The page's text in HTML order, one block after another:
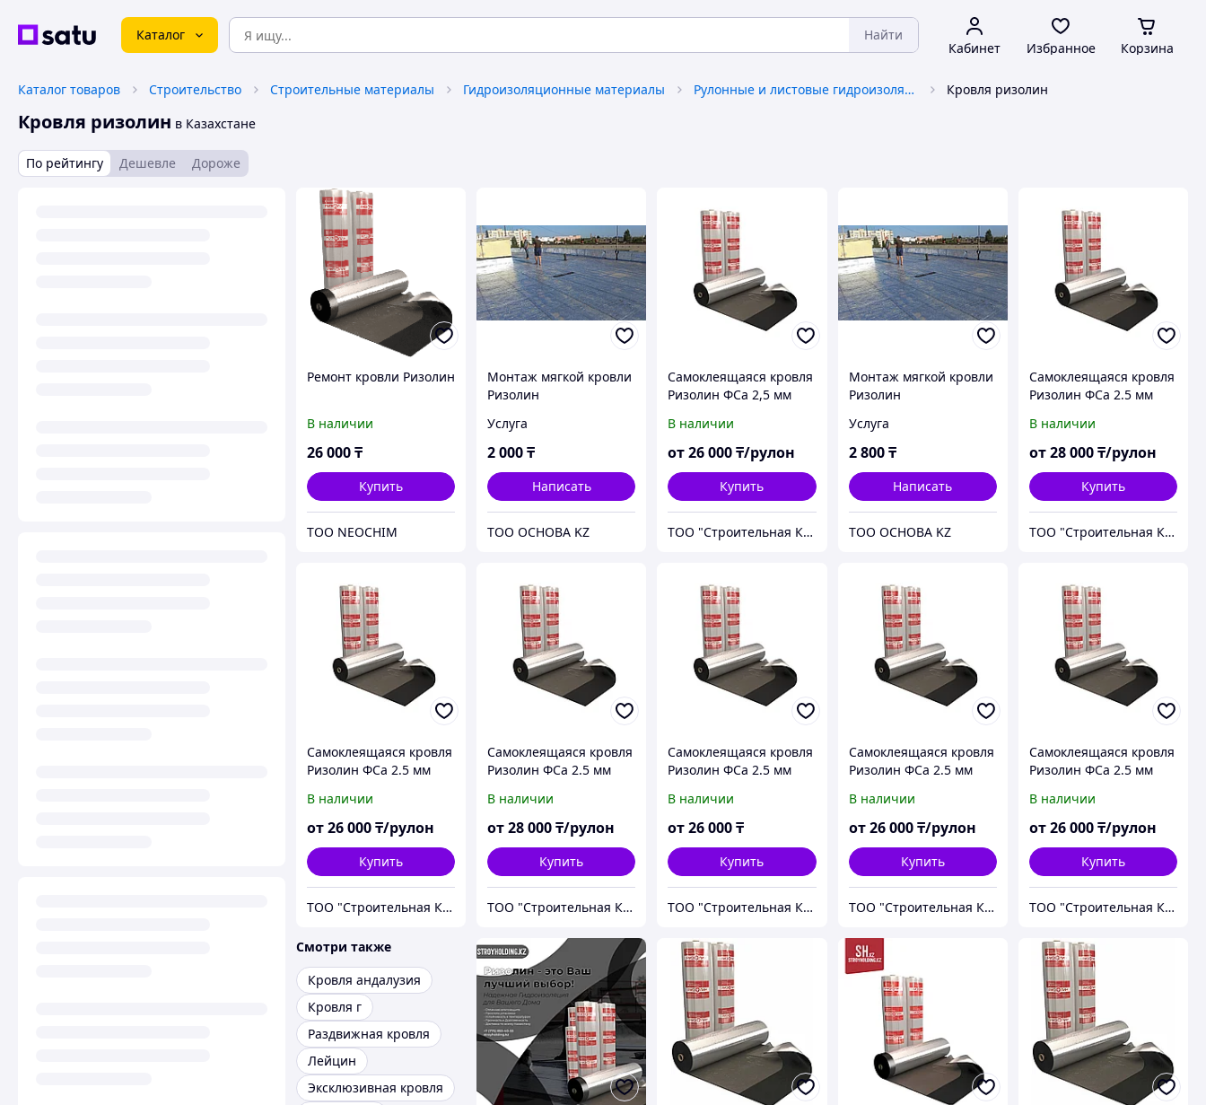
Каталог Найти
Кабинет Избранное Корзина
Каталог товаров Строительство Строительные материалы Гидроизоляционные материалы Рулонные и листовые гидроизоляционные материалы Кровля ризолин
Кровля ризолин в Казахстане
По рейтингу Дешевле Дороже
Ремонт кровли Ризолин
В наличии
26 000₸
Купить
ТОО NEOCHIM
Монтаж мягкой кровли
Ризолин
Услуга
2 000₸
Написать
ТОО ОСНОВА KZ
Самоклеящаяся кровля
Ризолин ФСа 2,5 мм
В наличии
от26 000₸/рулон
Купить
ТОО "Строительная Компания Твой Дом"
Монтаж мягкой кровли
Ризолин
Услуга
2 800 ₸
Написать
ТОО ОСНОВА KZ
Самоклеящаяся кровля
Ризолин ФСа 2.5 мм
В наличии
от28 000₸/рулон
Купить
ТОО "Строительная Компания Твой Дом"
Самоклеящаяся кровля
Ризолин ФСа 2.5 мм
В наличии
от26 000₸/рулон
Купить
ТОО "Строительная Компания Твой Дом"
Самоклеящаяся кровля
Ризолин ФСа 2.5 мм
В наличии
от28 000₸/рулон
Купить
ТОО "Строительная Компания Твой Дом"
Самоклеящаяся кровля
Ризолин ФСа 2.5 мм
В наличии
от26 000₸
Купить
ТОО "Строительная Компания Твой Дом"
Самоклеящаяся кровля
Ризолин ФСа 2.5 мм
В наличии
от 26 000 ₸/рулон
Купить
ТОО "Строительная Компания Твой Дом"
Самоклеящаяся кровля
Ризолин ФСа 2.5 мм
В наличии
от26 000₸/рулон
Купить
ТОО "Строительная Компания Твой Дом"
Смотри также
Кровля андалузия
Кровля г
Раздвижная кровля
Лейцин
Эксклюзивная кровля